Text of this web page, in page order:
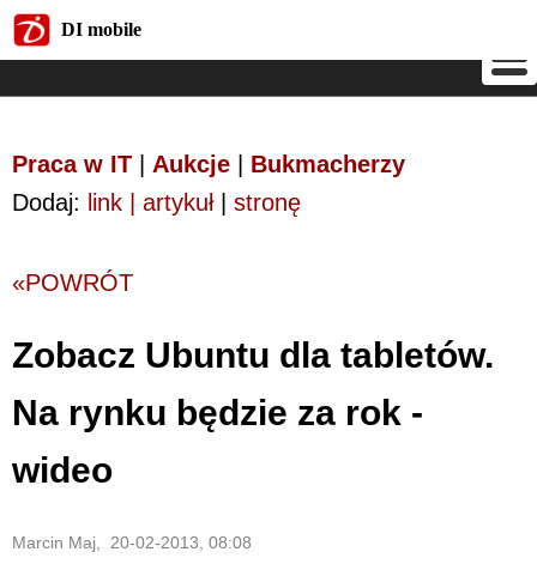
DI mobile
Praca w IT Aukcje
Bukmacherzy
Dodaj: link | artykuł| stronę
«POWRÓT
Zobacz Ubuntu dla tabletów.
Na rynku będzie za rok -
wideo
Marcin Maj, 20-02-2013, 08:08
DI mobile